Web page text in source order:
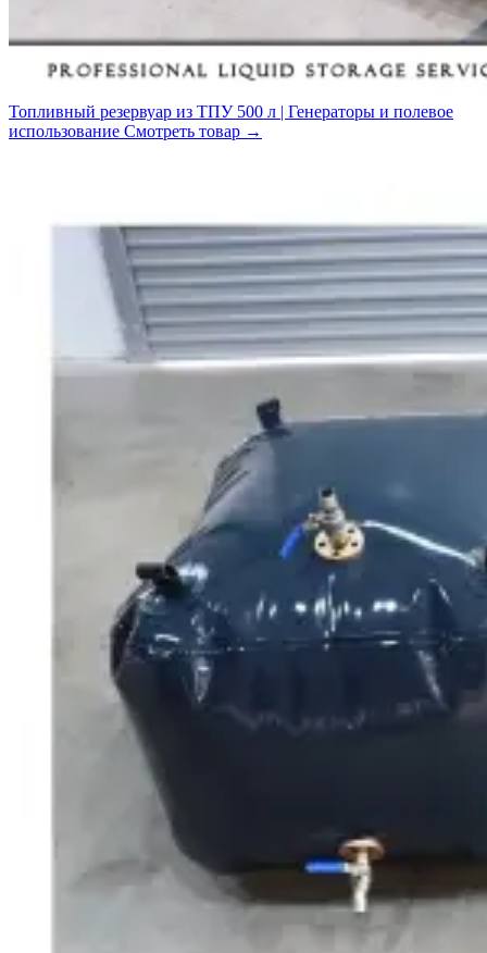
Топливный резервуар из ТПУ 500 л | Генераторы и полевое
использование Смотреть товар →